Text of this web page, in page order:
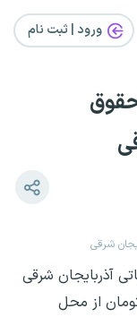
ورود | ثبت‌ نام
حقوق
آذربایجان شرقی
و ۵۳۳ میلیارد تومان از محل